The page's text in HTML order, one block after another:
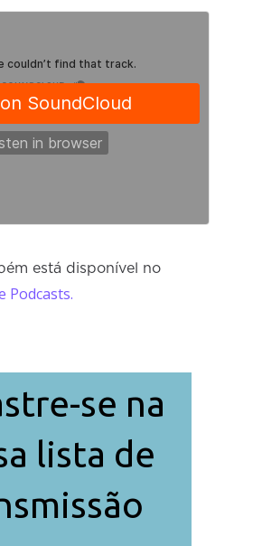
está disponível no
Podcasts.
se na
lista de